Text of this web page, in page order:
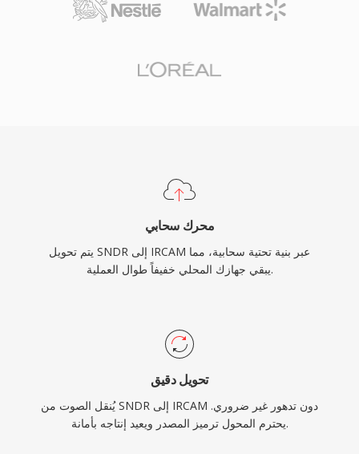
محرك سحابي
يتم تحويل SNDR إلى IRCAM عبر بنية تحتية سحابية، مما
يبقي جهازك المحلي خفيفاً طوال العملية.
تحويل دقيق
يُنقل الصوت من SNDR إلى IRCAM دون تدهور غير ضروري.
يحترم المحول ترميز المصدر ويعيد إنتاجه بأمانة.